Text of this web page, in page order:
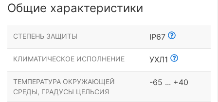
Общие характеристики
СТЕПЕНЬ ЗАЩИТЫ IP67
КЛИМАТИЧЕСКОЕ ИСПОЛНЕНИЕ УХЛ1
ТЕМПЕРАТУРА ОКРУЖАЮЩЕЙ
СРЕДЫ, ГРАДУСЫ ЦЕЛЬСИЯ
-65 ... +40